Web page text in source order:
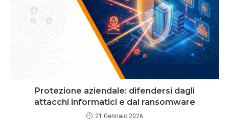
Protezione aziendale: difendersi dagli
attacchi informatici e dal ransomware
21 Gennaio 2026